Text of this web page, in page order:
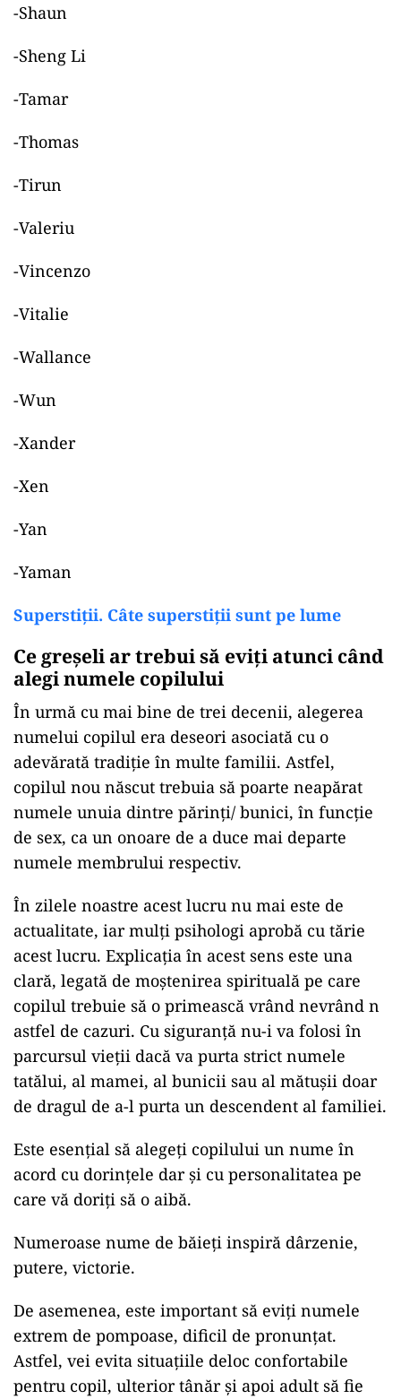
-Shaun
-Sheng Li
-Tamar
-Thomas
-Tirun
-Valeriu
-Vincenzo
-Vitalie
-Wallance
-Wun
-Xander
-Xen
-Yan
-Yaman
Superstiții. Câte superstiții sunt pe lume
Ce greșeli ar trebui să eviți atunci când
alegi numele copilului
În urmă cu mai bine de trei decenii, alegerea
numelui copilul era deseori asociată cu o
adevărată tradiție în multe familii. Astfel,
copilul nou născut trebuia să poarte neapărat
numele unuia dintre părinți/ bunici, în funcție
de sex, ca un onoare de a duce mai departe
numele membrului respectiv.
În zilele noastre acest lucru nu mai este de
actualitate, iar mulți psihologi aprobă cu tărie
acest lucru. Explicația în acest sens este una
clară, legată de moștenirea spirituală pe care
copilul trebuie să o primească vrând nevrând n
astfel de cazuri. Cu siguranță nu-i va folosi în
parcursul vieții dacă va purta strict numele
tatălui, al mamei, al bunicii sau al mătușii doar
de dragul de a-l purta un descendent al familiei.
Este esențial să alegeți copilului un nume în
acord cu dorințele dar și cu personalitatea pe
care vă doriți să o aibă.
Numeroase nume de băieți inspiră dârzenie,
putere, victorie.
De asemenea, este important să eviți numele
extrem de pompoase, dificil de pronunțat.
Astfel, vei evita situațiile deloc confortabile
pentru copil, ulterior tânăr și apoi adult să fie